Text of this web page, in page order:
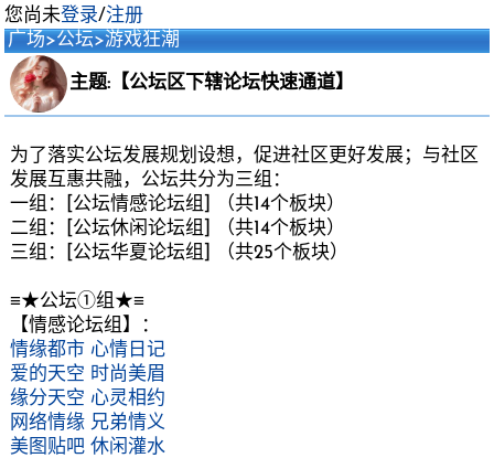
您尚未登录/注册
广场>公坛>游戏狂潮
主题:【公坛区下辖论坛快速通道】
为了落实公坛发展规划设想，促进社区更好发展；与社区
发展互惠共融，公坛共分为三组：
一组：[公坛情感论坛组] （共14个板块）
二组：[公坛休闲论坛组] （共14个板块）
三组：[公坛华夏论坛组] （共25个板块）
≡★公坛①组★≡
【情感论坛组】：
情缘都市 心情日记
爱的天空 时尚美眉
缘分天空 心灵相约
网络情缘 兄弟情义
美图贴吧 休闲灌水